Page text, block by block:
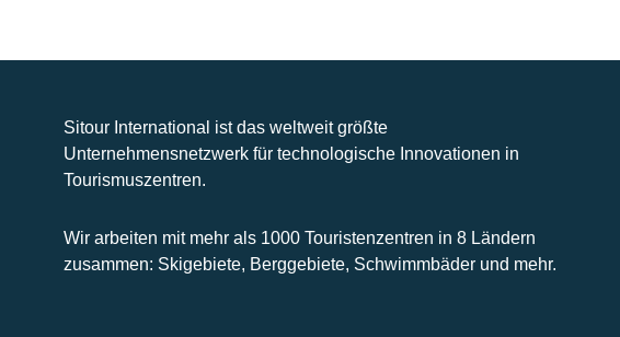
Sitour International ist das weltweit größte
Unternehmensnetzwerk für technologische Innovationen in
Tourismuszentren.
Wir arbeiten mit mehr als 1000 Touristenzentren in 8 Ländern
zusammen: Skigebiete, Berggebiete, Schwimmbäder und mehr.